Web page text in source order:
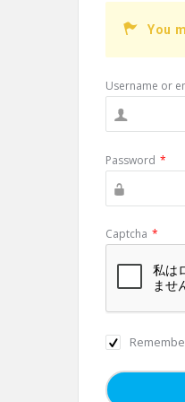
o
k
You
Username or
Password *
Captcha *